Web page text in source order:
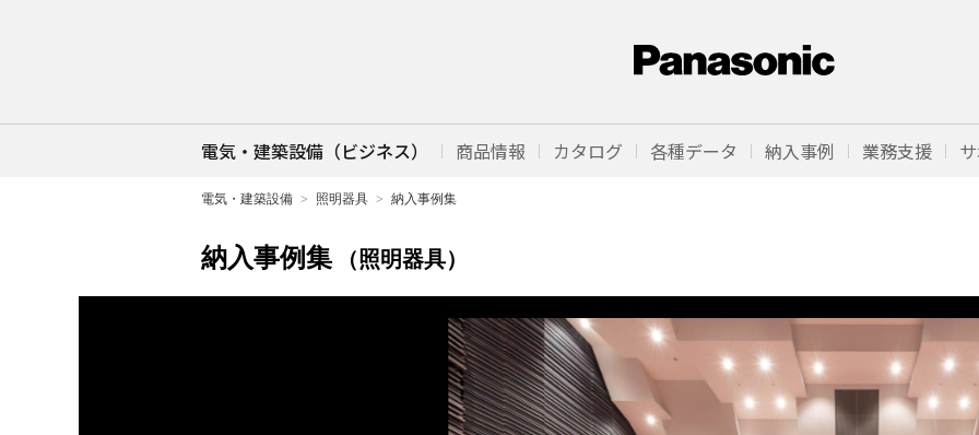
電気・建築設備（ビジネス） 商品情報 カタログ 各種データ 納入事例 業務支援
電気・建築設備 照明器具 納入事例集
納入事例集 （照明器具）